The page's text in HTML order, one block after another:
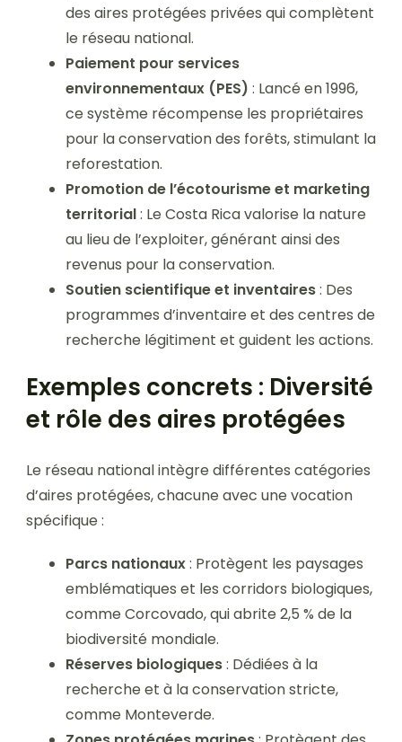
des aires protégées privées qui complètent
le réseau national.
Paiement pour services
environnementaux (PES) : Lancé en 1996,
ce système récompense les propriétaires
pour la conservation des forêts, stimulant la
reforestation.
Promotion de l’écotourisme et marketing
territorial: Le Costa Rica valorise la nature
au lieu de l’exploiter, générant ainsi des
revenus pour la conservation.
Soutien scientifique et inventaires: Des
programmes d’inventaire et des centres de
recherche légitiment et guident les actions.
Exemples concrets : Diversité
et rôle des aires protégées
Le réseau national intègre différentes catégories
d’aires protégées, chacune avec une vocation
spécifique :
Parcs nationaux: Protègent les paysages
emblématiques et les corridors biologiques,
comme Corcovado, qui abrite 2,5 % de la
biodiversité mondiale.
Réserves biologiques: Dédiées à la
recherche et à la conservation stricte,
comme Monteverde.